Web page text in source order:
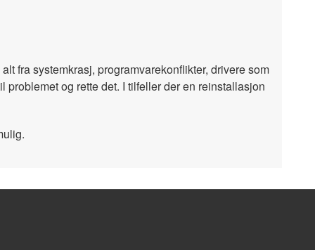
fra systemkrasj, programvarekonflikter, drivere som
og rette det. I tilfeller der en reinstallasjon